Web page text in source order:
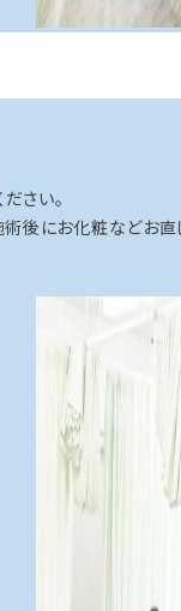
さい。
術後にお化粧などお